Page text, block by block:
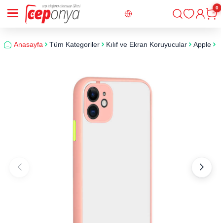
Giriş
0
Anasayfa Tüm Kategoriler Kılıf ve Ekran Koruyucular Apple